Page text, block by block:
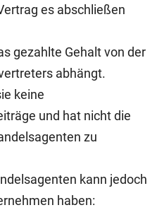
es abschließen
gezahlte Gehalt von der
abhängt.
keine
und hat nicht die
zu
kann jedoch
haben: